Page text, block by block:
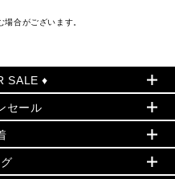
合がございます。
SALE ♦
アイテム
ンズ
セール
- 今月の特別価格
イテム
イル